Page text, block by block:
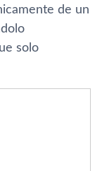
de un
solo